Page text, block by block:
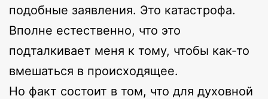
подобные заявления. Это катастрофа.
Вполне естественно, что это
подталкивает меня к тому, чтобы как-то
вмешаться в происходящее.
Но факт состоит в том, что для духовной